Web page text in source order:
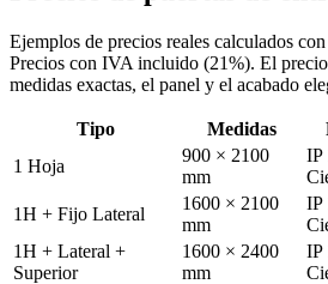
Ejemplos de precios reales calculados
Precios con IVA incluido (21%). El
medidas exactas, el panel y el acabado
Tipo Medidas
1 Hoja
900 × 2100
mm
IP
1H + Fijo Lateral
1600 × 2100
mm
IP
1H + Lateral +
Superior
1600 × 2400
mm
IP